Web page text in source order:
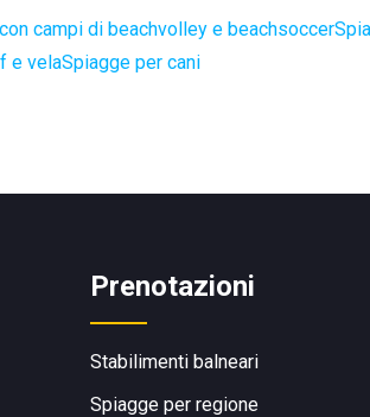
campi di beachvolley e beachsoccer
e velaSpiagge per cani
Prenotazioni
Stabilimenti balneari
Spiagge per regione